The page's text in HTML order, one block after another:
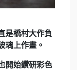
是橋村大作負
璃上作畫。
開始鑽研彩色